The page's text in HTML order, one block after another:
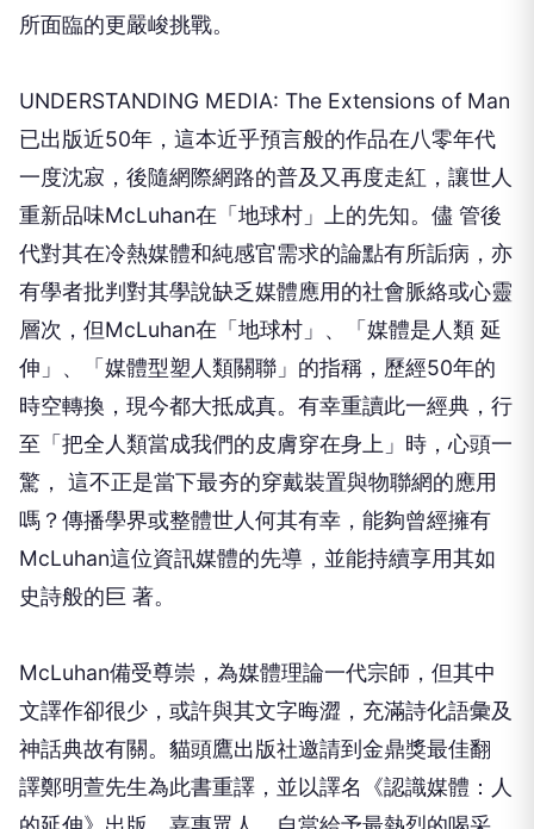
所面臨的更嚴峻挑戰。
UNDERSTANDING MEDIA: The Extensions of Man
已出版近50年，這本近乎預言般的作品在八零年代
一度沈寂，後隨網際網路的普及又再度走紅，讓世人
重新品味McLuhan在「地球村」上的先知。儘 管後
代對其在冷熱媒體和純感官需求的論點有所詬病，亦
有學者批判對其學說缺乏媒體應用的社會脈絡或心靈
層次，但McLuhan在「地球村」、「媒體是人類 延
伸」、「媒體型塑人類關聯」的指稱，歷經50年的
時空轉換，現今都大抵成真。有幸重讀此一經典，行
至「把全人類當成我們的皮膚穿在身上」時，心頭一
驚， 這不正是當下最夯的穿戴裝置與物聯網的應用
嗎？傳播學界或整體世人何其有幸，能夠曾經擁有
McLuhan這位資訊媒體的先導，並能持續享用其如
史詩般的巨 著。
McLuhan備受尊崇，為媒體理論一代宗師，但其中
文譯作卻很少，或許與其文字晦澀，充滿詩化語彙及
神話典故有關。貓頭鷹出版社邀請到金鼎獎最佳翻
譯鄭明萱先生為此書重譯，並以譯名《認識媒體：人